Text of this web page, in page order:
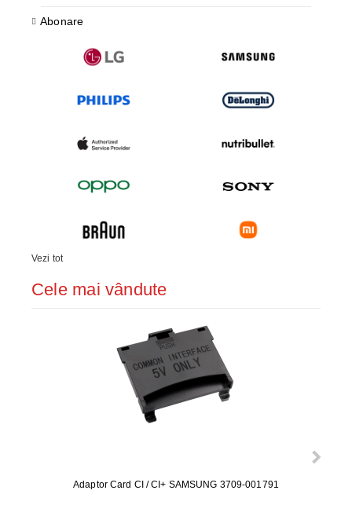
Abonare
Vezi tot
Cele mai vândute
Adaptor Card CI / CI+ SAMSUNG 3709-001791